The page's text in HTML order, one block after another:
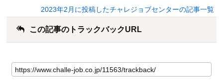
2023年2月に投稿したチャレジョブセンターの記事一覧
この記事のトラックバックURL
の
記